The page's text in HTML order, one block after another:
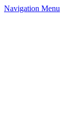
Navigation Menu